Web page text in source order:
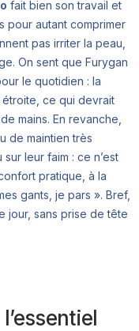
fait bien son travail et
pour autant comprimer
pas irriter la peau,
On sent que Furygan
le quotidien : la
ce qui devrait
mains. En revanche,
de maintien très
leur faim : ce n’est
pratique, à la
gants, je pars ». Bref,
jour, sans prise de tête